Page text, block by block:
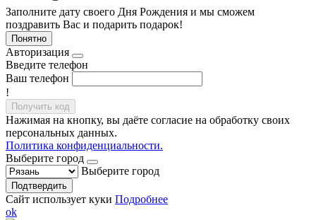
Заполните дату своего Дня Рождения и мы сможем
поздравить Вас и подарить подарок!
Понятно
Авторизация
Введите телефон
Ваш телефон
!
Получить код
Нажимая на кнопку, вы даёте согласие на обработку своих
персональных данных.
Политика конфиденциальности.
Выберите город
Выберите город
Подтвердить
Сайт использует куки Подробнее
ok